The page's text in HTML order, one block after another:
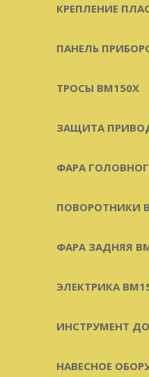
КРЕПЛЕНИЕ
ПАНЕЛЬ
ТРОСЫ BM150X
ЗАЩИТА
ФАРА
ПОВОРОТНИКИ
ФАРА ЗАДНЯЯ
ЭЛЕКТРИКА
ИНСТРУМЕНТ
НАВЕСНОЕ